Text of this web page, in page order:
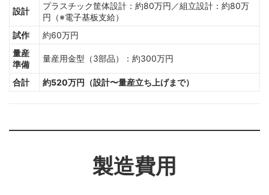
設計
プラスチック筐体設計：約80万円／組立設計：約80万
円（※電子基板支給）
試作
約60万円
量産
準備
量産用金型（3部品）：約300万円
合計 約520万円（設計〜量産立ち上げまで）
製造費用